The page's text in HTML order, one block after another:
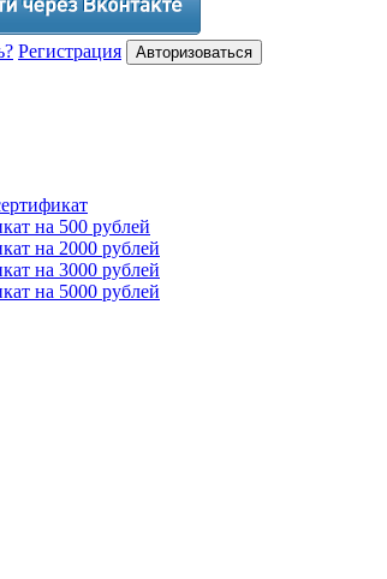
Регистрация Авторизоваться
на 500 рублей
на 2000 рублей
на 3000 рублей
на 5000 рублей